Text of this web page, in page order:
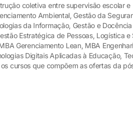
coletiva entre supervisão escolar e
Ambiental, Gestão da
da Informação, Gestão e
Estratégica de Pessoas, Logística e
Gerenciamento Lean, MBA
Digitais Aplicadas à Educação,
cursos que compõem as ofertas da